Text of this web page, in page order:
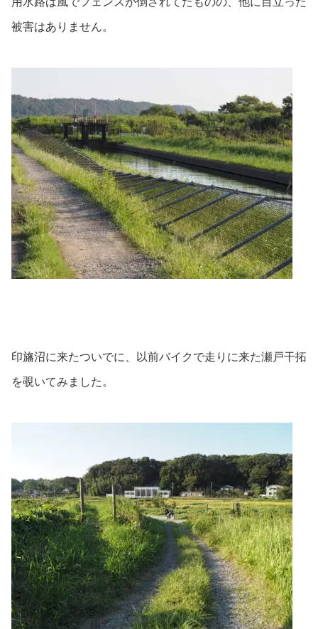
被害はありません。
印旛沼に来たついでに、以前バイクで走りに来た瀬戸干拓
を覗いてみました。